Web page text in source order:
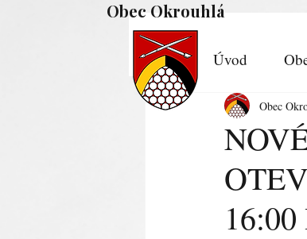
Obec Okrouhlá
Úvod
Obec